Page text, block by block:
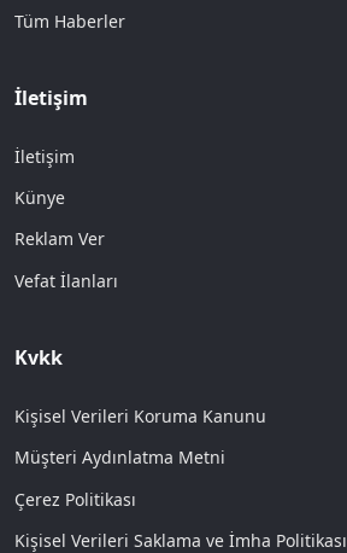
Tüm Haberler
İletişim
İletişim
Künye
Reklam Ver
Vefat İlanları
Kvkk
Kişisel Verileri Koruma Kanunu
Müşteri Aydınlatma Metni
Çerez Politikası
Kişisel Verileri Saklama ve İmha Politikası